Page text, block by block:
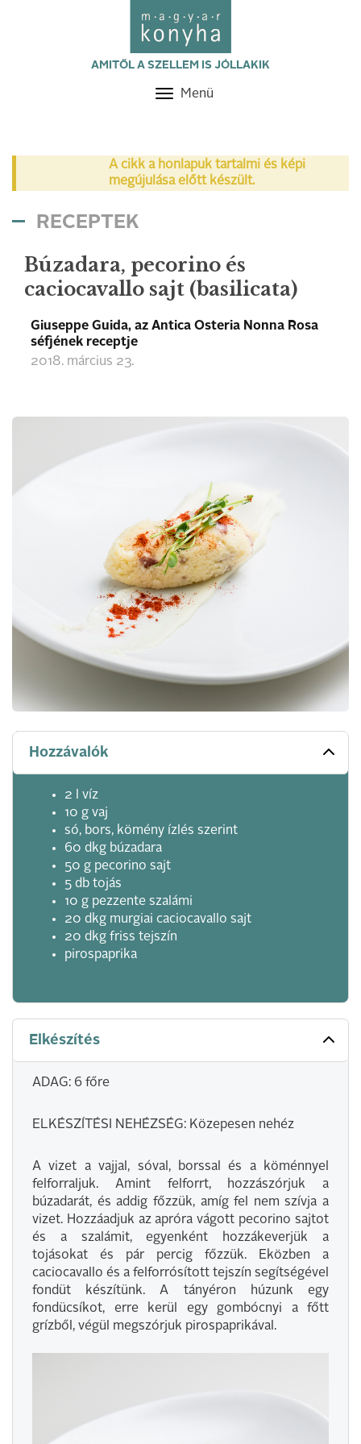
AMITŐL A SZELLEM IS JÓLLAKIK
Toggle
Menü
A cikk a honlapuk tartalmi és képi
megújulása előtt készült.
RECEPTEK
Búzadara, pecorino és
caciocavallo sajt (basilicata)
Giuseppe Guida, az Antica Osteria Nonna Rosa
séfjének receptje
2018. március 23.
Hozzávalók
2 l víz
10 g vaj
só, bors, kömény ízlés szerint
60 dkg búzadara
50 g pecorino sajt
5 db tojás
10 g pezzente szalámi
20 dkg murgiai caciocavallo sajt
20 dkg friss tejszín
pirospaprika
Elkészítés
ADAG: 6 főre
ELKÉSZÍTÉSI NEHÉZSÉG: Közepesen nehéz
A vizet a vajjal, sóval, borssal és a köménnyel
felforraljuk. Amint felforrt, hozzászórjuk a
búzadarát, és addig főzzük, amíg fel nem szívja a
vizet. Hozzáadjuk az apróra vágott pecorino sajtot
és a szalámit, egyenként hozzákeverjük a
tojásokat és pár percig főzzük. Eközben a
caciocavallo és a felforrósított tejszín segítségével
fondüt készítünk. A tányéron húzunk egy
fondücsíkot, erre kerül egy gombócnyi a főtt
grízből, végül megszórjuk pirospaprikával.